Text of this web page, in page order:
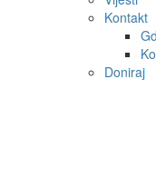
Kontakt
Doniraj